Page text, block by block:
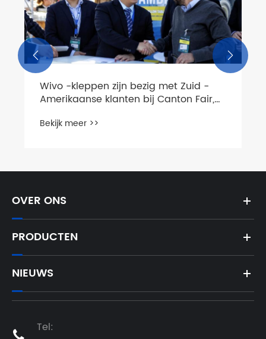
Bekijk meer >>
 
OVER ONS
PRODUCTEN
NIEUWS

Tel: